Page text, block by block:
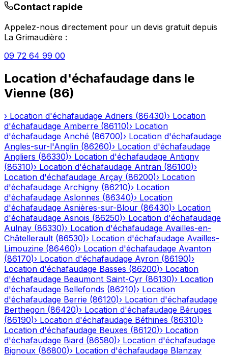
Contact rapide
Appelez-nous directement pour un devis gratuit depuis
La Grimaudière :
09 72 64 99 00
Location d'échafaudage dans le
Vienne (86)
› Location d'échafaudage Adriers (86430)› Location
d'échafaudage Amberre (86110)› Location
d'échafaudage Anché (86700)› Location d'échafaudage
Angles-sur-l'Anglin (86260)› Location d'échafaudage
Angliers (86330)› Location d'échafaudage Antigny
(86310)› Location d'échafaudage Antran (86100)›
Location d'échafaudage Arçay (86200)› Location
d'échafaudage Archigny (86210)› Location
d'échafaudage Aslonnes (86340)› Location
d'échafaudage Asnières-sur-Blour (86430)› Location
d'échafaudage Asnois (86250)› Location d'échafaudage
Aulnay (86330)› Location d'échafaudage Availles-en-
Châtellerault (86530)› Location d'échafaudage Availles-
Limouzine (86460)› Location d'échafaudage Avanton
(86170)› Location d'échafaudage Ayron (86190)›
Location d'échafaudage Basses (86200)› Location
d'échafaudage Beaumont Saint-Cyr (86130)› Location
d'échafaudage Bellefonds (86210)› Location
d'échafaudage Berrie (86120)› Location d'échafaudage
Berthegon (86420)› Location d'échafaudage Béruges
(86190)› Location d'échafaudage Béthines (86310)›
Location d'échafaudage Beuxes (86120)› Location
d'échafaudage Biard (86580)› Location d'échafaudage
Bignoux (86800)› Location d'échafaudage Blanzay